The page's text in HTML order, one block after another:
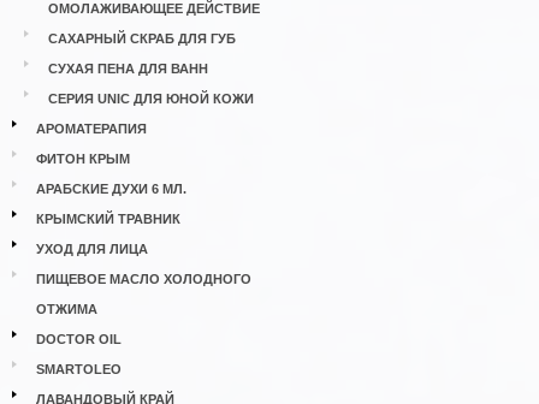
ОМОЛАЖИВАЮЩЕЕ ДЕЙСТВИЕ
САХАРНЫЙ СКРАБ ДЛЯ ГУБ
СУХАЯ ПЕНА ДЛЯ ВАНН
СЕРИЯ UNIC ДЛЯ ЮНОЙ КОЖИ
АРОМАТЕРАПИЯ
ФИТОН КРЫМ
АРАБСКИЕ ДУХИ 6 МЛ.
КРЫМСКИЙ ТРАВНИК
УХОД ДЛЯ ЛИЦА
ПИЩЕВОЕ МАСЛО ХОЛОДНОГО
ОТЖИМА
DOCTOR OIL
SMARTOLEO
ЛАВАНДОВЫЙ КРАЙ